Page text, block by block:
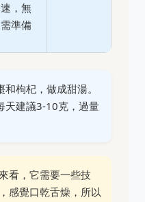
速，無
需準備
枸杞，做成甜湯。
天建議3-10克，過量
看，它需要一些技
感覺口乾舌燥，所以